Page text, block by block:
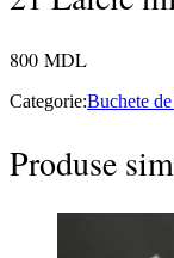
800 MDL
Categorie:Buchete
Produse